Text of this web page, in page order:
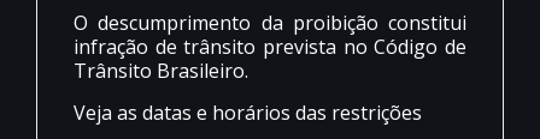
O descumprimento da proibição constitui
infração de trânsito prevista no Código de
Trânsito Brasileiro.
Veja as datas e horários das restrições